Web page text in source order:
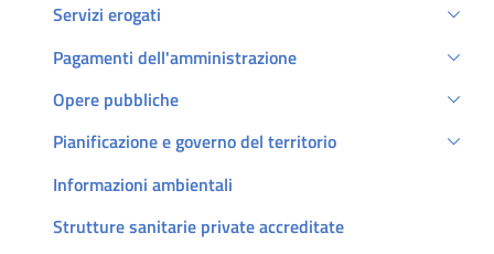
Servizi erogati
Pagamenti dell'amministrazione
Opere pubbliche
Pianificazione e governo del territorio
Informazioni ambientali
Strutture sanitarie private accreditate